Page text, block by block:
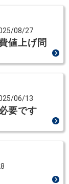
08/27
値上げ問
06/13
要です